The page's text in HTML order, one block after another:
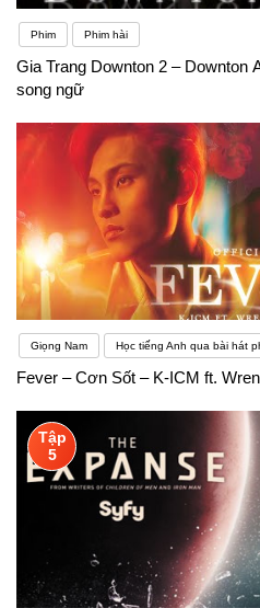
Phim Phim hài
Gia Trang Downton 2 – Downton
song ngữ
Giọng Nam Học tiếng Anh qua bài hát
Fever – Cơn Sốt – K-ICM ft.
Tập
5